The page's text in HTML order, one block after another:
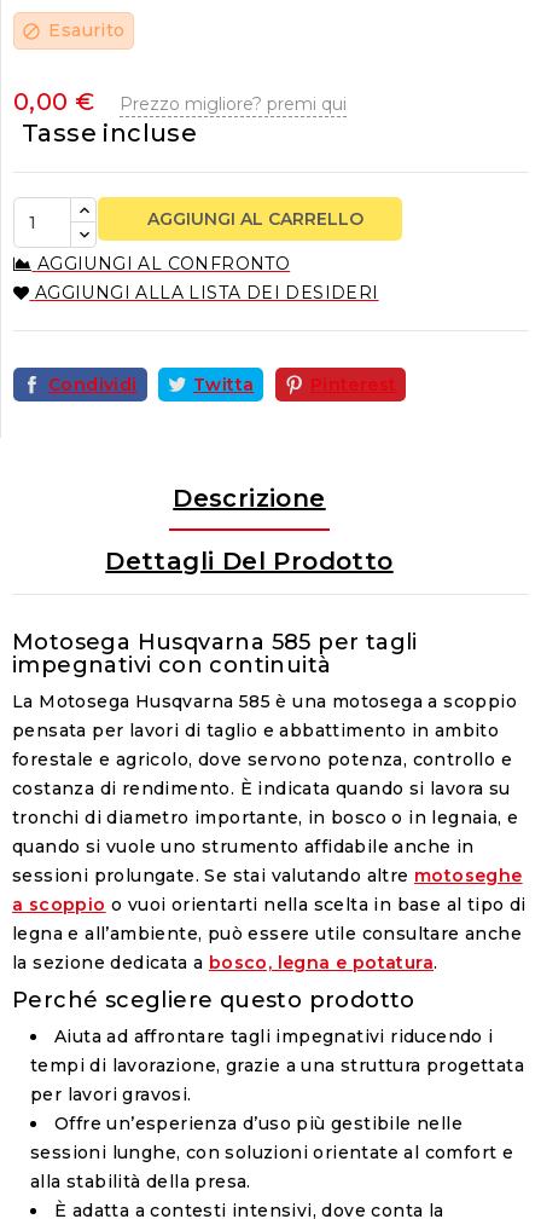
block Esaurito
0,00 € Prezzo migliore? premi qui
Tasse incluse
AGGIUNGI AL CARRELLO
AGGIUNGI AL CONFRONTO
AGGIUNGI ALLA LISTA DEI DESIDERI
Condividi Twitta Pinterest
Descrizione
Dettagli Del Prodotto
Motosega Husqvarna 585 per tagli
impegnativi con continuità
La Motosega Husqvarna 585 è una motosega a scoppio
pensata per lavori di taglio e abbattimento in ambito
forestale e agricolo, dove servono potenza, controllo e
costanza di rendimento. È indicata quando si lavora su
tronchi di diametro importante, in bosco o in legnaia, e
quando si vuole uno strumento affidabile anche in
sessioni prolungate. Se stai valutando altre motoseghe
a scoppio o vuoi orientarti nella scelta in base al tipo di
legna e all’ambiente, può essere utile consultare anche
la sezione dedicata a bosco, legna e potatura.
Perché scegliere questo prodotto
Aiuta ad affrontare tagli impegnativi riducendo i
tempi di lavorazione, grazie a una struttura progettata
per lavori gravosi.
Offre un’esperienza d’uso più gestibile nelle
sessioni lunghe, con soluzioni orientate al comfort e
alla stabilità della presa.
È adatta a contesti intensivi, dove conta la